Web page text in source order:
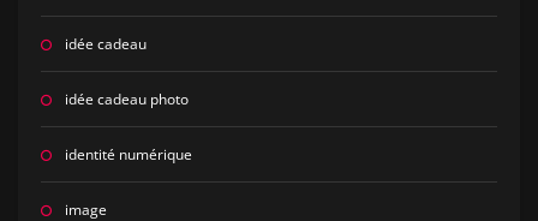
idée cadeau
idée cadeau photo
identité numérique
image